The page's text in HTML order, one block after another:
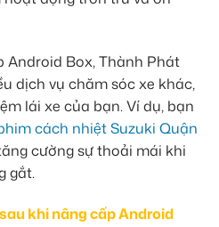
Android Box, Thành Phát
dịch vụ chăm sóc xe khác,
lái xe của bạn. Ví dụ, bạn
cách nhiệt Suzuki Quận
cường sự thoải mái khi
gắt.
khi nâng cấp Android